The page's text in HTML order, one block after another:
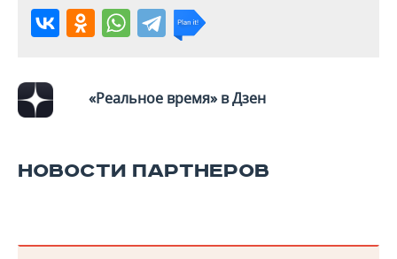
«Реальное время» в Дзен
НОВОСТИ ПАРТНЕРОВ